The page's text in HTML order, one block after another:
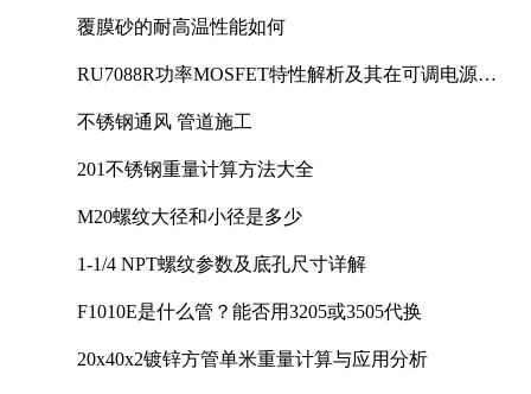
覆膜砂的耐高温性能如何
RU7088R功率MOSFET特性解析及其在可调电源设
不锈钢通风 管道施工
201不锈钢重量计算方法大全
M20螺纹大径和小径是多少
1-1/4 NPT螺纹参数及底孔尺寸详解
F1010E是什么管？能否用3205或3505代换
20x40x2镀锌方管单米重量计算与应用分析